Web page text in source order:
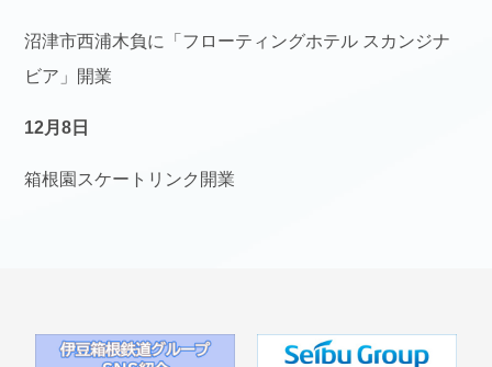
沼津市西浦木負に「フローティングホテル スカンジナ
ビア」開業
12月8日
箱根園スケートリンク開業